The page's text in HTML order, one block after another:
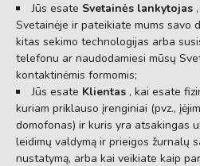
Jūs esate Svetainės lankytojas
Svetainėje ir pateikiate mums savo
kitas sekimo technologijas arba
telefonu ar naudodamiesi mūsų
kontaktinėmis formomis;
Jūs esate Klientas , kai esate
kuriam priklauso įrenginiai (pvz.,
domofonas) ir kuris yra atsakingas
leidimų valdymą ir prieigos žurnalų
nustatymą, arba kai veikiate kaip